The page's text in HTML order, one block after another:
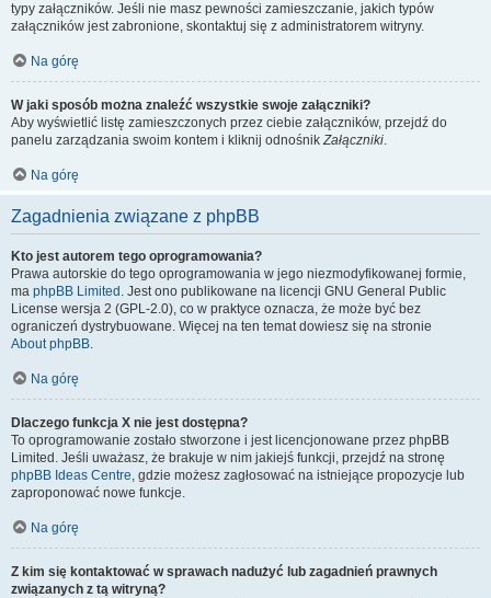
typy załączników. Jeśli nie masz pewności zamieszczanie, jakich typów
załączników jest zabronione, skontaktuj się z administratorem witryny.
Na górę
W jaki sposób można znaleźć wszystkie swoje załączniki?
Aby wyświetlić listę zamieszczonych przez ciebie załączników, przejdź do
panelu zarządzania swoim kontem i kliknij odnośnikZałączniki.
Na górę
Zagadnienia związane z phpBB
Kto jest autorem tego oprogramowania?
Prawa autorskie do tego oprogramowania w jego niezmodyfikowanej formie,
ma phpBB Limited . Jest ono publikowane na licencji GNU General Public
License wersja 2 (GPL-2.0), co w praktyce oznacza, że może być bez
ograniczeń dystrybuowane. Więcej na ten temat dowiesz się na stronie
About phpBB.
Na górę
Dlaczego funkcja X nie jest dostępna?
To oprogramowanie zostało stworzone i jest licencjonowane przez phpBB
Limited. Jeśli uważasz, że brakuje w nim jakiejś funkcji, przejdź na stronę
phpBB Ideas Centre, gdzie możesz zagłosować na istniejące propozycje lub
zaproponować nowe funkcje.
Na górę
Z kim się kontaktować w sprawach nadużyć lub zagadnień prawnych
związanych z tą witryną?